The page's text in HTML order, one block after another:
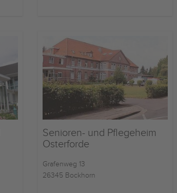
Senioren- und Pflegeheim
Osterforde
Grafenweg 13
26345 Bockhorn